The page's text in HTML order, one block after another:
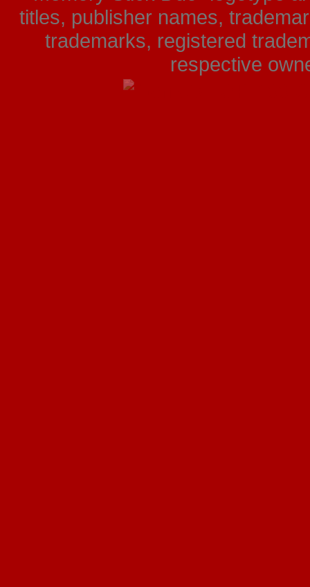
titles, publisher names,
trademarks, registered
respective